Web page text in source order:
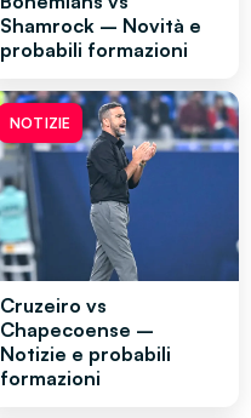
Shamrock – Novità e
probabili formazioni
NOTIZIE
Cruzeiro vs
Chapecoense –
Notizie e probabili
formazioni